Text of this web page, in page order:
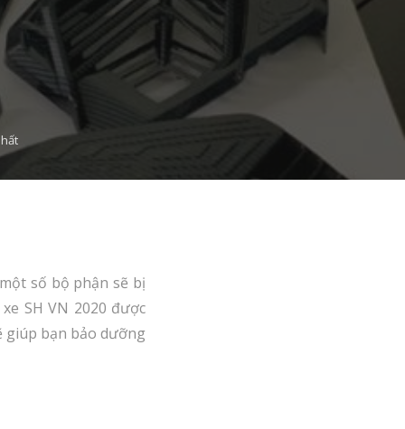
số bộ phận sẽ bị
SH VN 2020 được
giúp bạn bảo dưỡng